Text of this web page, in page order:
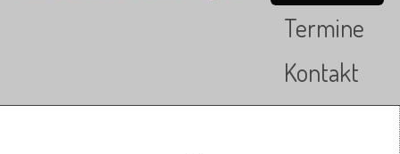
Termine
Kontakt